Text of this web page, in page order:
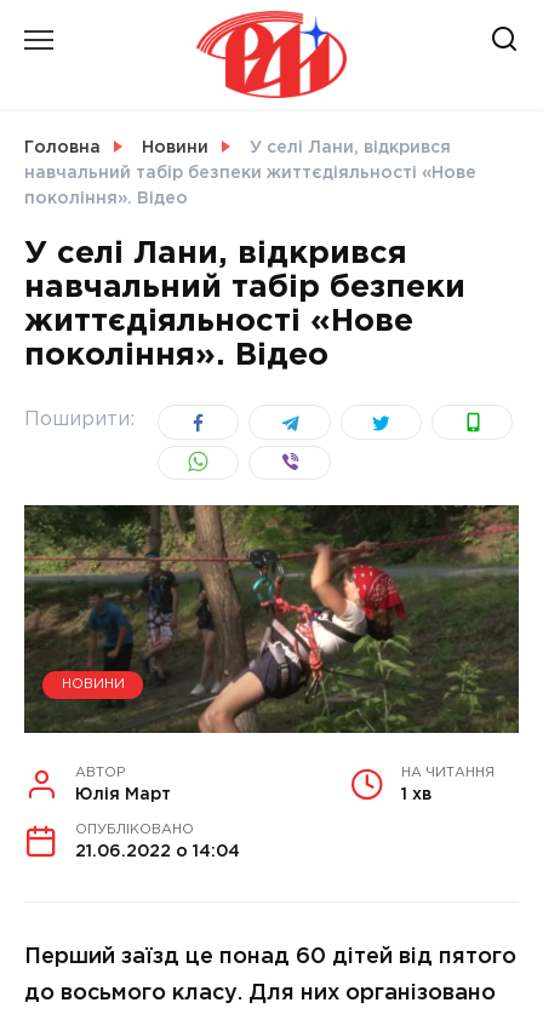
СВІТ
УКРАЇНА
Головна Новини
У селі Лани, відкрився
навчальний табір безпеки життєдіяльності «Нове
покоління». Відео
У селі Лани, відкрився
навчальний табір безпеки
життєдіяльності «Нове
покоління». Відео
Поширити:
НОВИНИ
АВТОР
Юлія Март
НА ЧИТАННЯ
1 хв
ОПУБЛІКОВАНО
21.06.2022 о 14:04
Перший заїзд це понад 60 дітей від пятого
до восьмого класу. Для них організовано